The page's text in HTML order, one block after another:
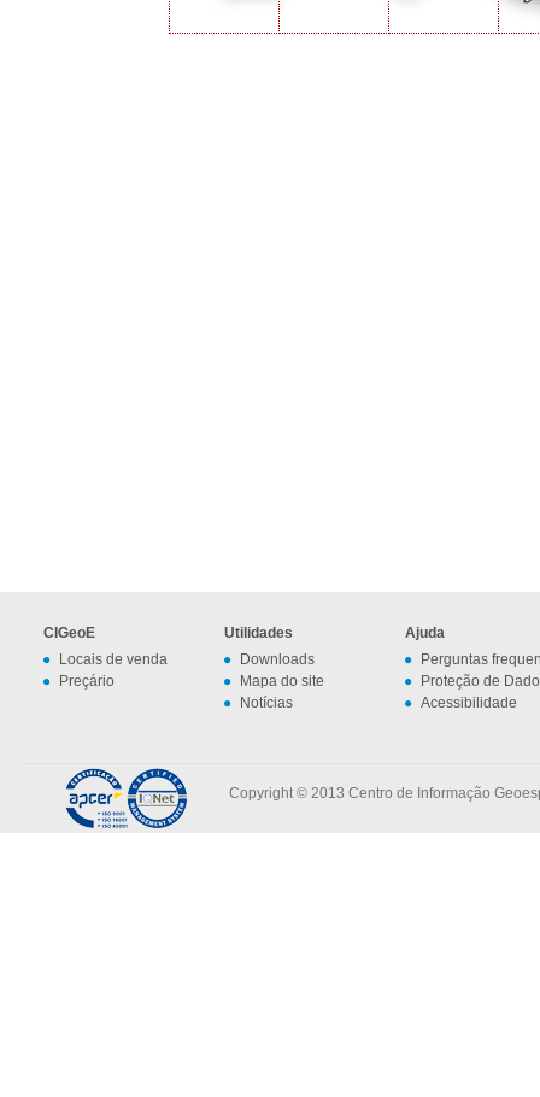
CIGeoE
Locais de venda
Preçário
Utilidades
Downloads
Mapa do site
Notícias
Ajuda
Perguntas
Proteção de
Acessibilidade
Copyright © 2013 Centro de Informação